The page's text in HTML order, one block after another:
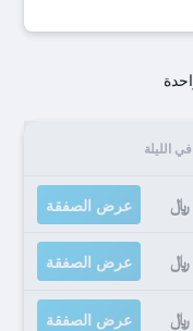
الليلة
عرض الصفقة
عرض الصفقة
عرض الصفقة